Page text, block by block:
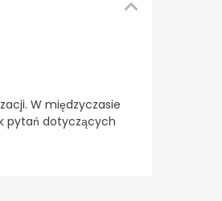
W międzyczasie
pytań dotyczących